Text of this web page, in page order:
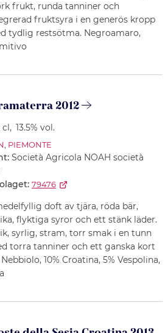
frukt, runda tanniner och
fruktsyra i en generös kropp
tydlig restsötma. Negroamaro,
2012
, 13.5% vol.
, PIEMONTE
Società Agricola NOAH società
79476
doft av tjära, röda bär,
flyktiga syror och ett stänk läder.
syrlig, stram, torr smak i en tunn
torra tanniner och ett ganska kort
10% Croatina, 5% Vespolina,